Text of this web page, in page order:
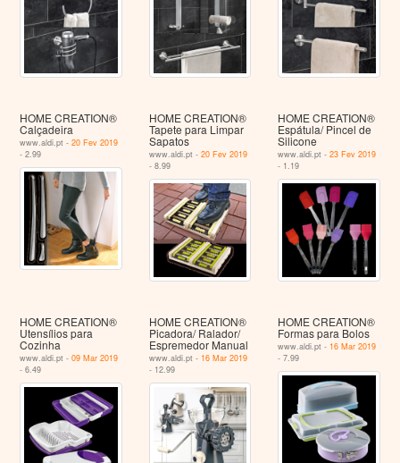
HOME CREATION®
Calçadeira
www.aldi.pt -20 Fev 2019
- 2.99
HOME CREATION®
Tapete para Limpar
Sapatos
www.aldi.pt - 20 Fev 2019
- 8.99
HOME CREATION®
Espátula/ Pincel de
Silicone
www.aldi.pt -23 Fev 2019
- 1.19
HOME CREATION®
Utensílios para
Cozinha
www.aldi.pt -09 Mar 2019
- 6.49
HOME CREATION®
Picadora/ Ralador/
Espremedor Manual
www.aldi.pt - 16 Mar 2019
- 12.99
HOME CREATION®
Formas para Bolos
www.aldi.pt - 16 Mar 2019
- 7.99